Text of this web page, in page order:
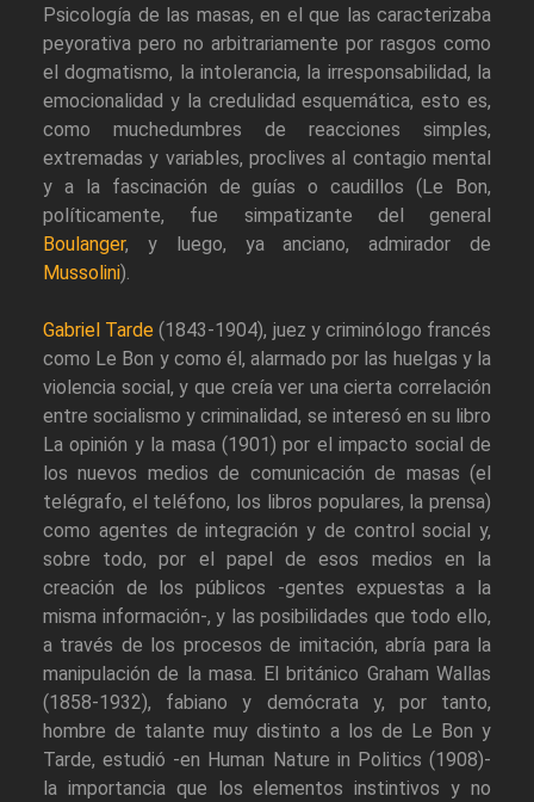
Psicología de las masas, en el que las caracterizaba
peyorativa pero no arbitrariamente por rasgos como
el dogmatismo, la intolerancia, la irresponsabilidad, la
emocionalidad y la credulidad esquemática, esto es,
como muchedumbres de reacciones simples,
extremadas y variables, proclives al contagio mental
y a la fascinación de guías o caudillos (Le Bon,
políticamente, fue simpatizante del general
Boulanger, y luego, ya anciano, admirador de
Mussolini).
Gabriel Tarde (1843-1904), juez y criminólogo francés
como Le Bon y como él, alarmado por las huelgas y la
violencia social, y que creía ver una cierta correlación
entre socialismo y criminalidad, se interesó en su libro
La opinión y la masa (1901) por el impacto social de
los nuevos medios de comunicación de masas (el
telégrafo, el teléfono, los libros populares, la prensa)
como agentes de integración y de control social y,
sobre todo, por el papel de esos medios en la
creación de los públicos -gentes expuestas a la
misma información-, y las posibilidades que todo ello,
a través de los procesos de imitación, abría para la
manipulación de la masa. El británico Graham Wallas
(1858-1932), fabiano y demócrata y, por tanto,
hombre de talante muy distinto a los de Le Bon y
Tarde, estudió -en Human Nature in Politics (1908)-
la importancia que los elementos instintivos y no